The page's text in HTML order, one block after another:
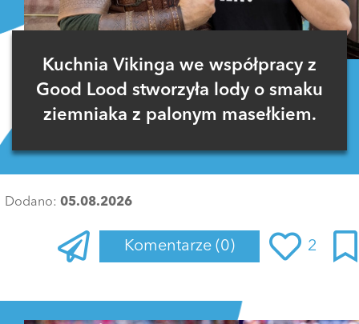
Kuchnia Vikinga we współpracy z
Good Lood stworzyła lody o smaku
ziemniaka z palonym masełkiem.
Dodano: 05.08.2026
Komentarze (0) 2